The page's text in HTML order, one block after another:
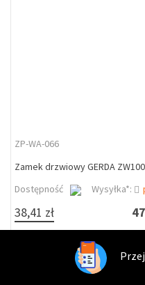
ZP-WA-066
Zamek drzwiowy GERDA
Dostępność
Wysyłka*:
38,41 zł